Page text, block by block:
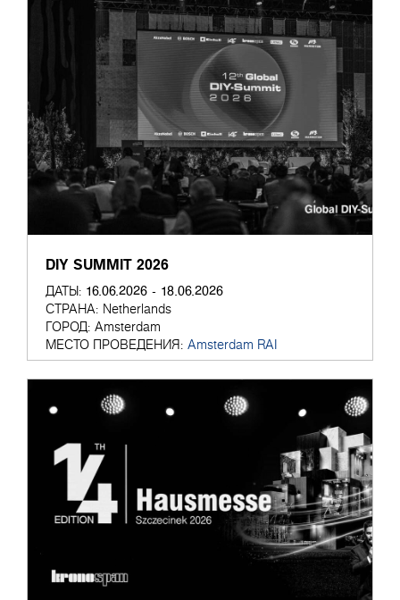
DIY SUMMIT 2026
ДАТЫ: 16.06.2026 - 18.06.2026
СТРАНА: Netherlands
ГОРОД: Amsterdam
МЕСТО ПРОВЕДЕНИЯ: Amsterdam RAI